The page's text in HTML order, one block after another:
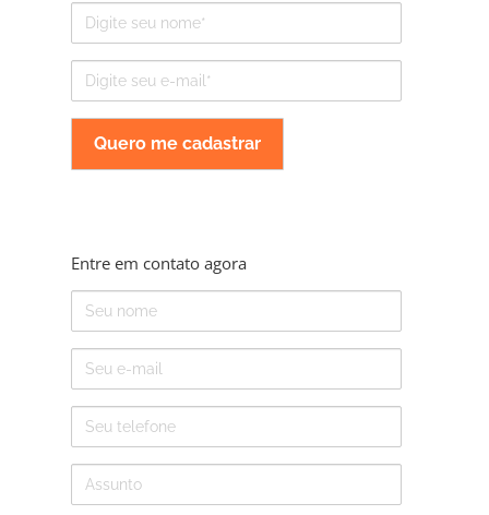
Nome
mail
Entre em contato agora
Nome
mail
Telefone
Assunto